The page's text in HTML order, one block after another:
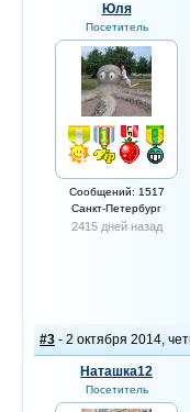
Юля
Посетитель
Сообщений: 1517
Санкт-Петербург
2415 дней назад
#3 - 2 октября 2014,
Наташка12
Посетитель